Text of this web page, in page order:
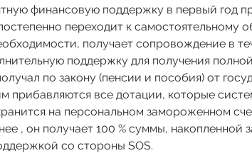
финансовую поддержку в первый год
переходит к самостоятельному
получает сопровождение в
поддержку для получения
по закону (пенсии и пособия) от
все дотации, которые
на персональном замороженном
, он получает 100 % суммы, накопленной
со стороны SOS.